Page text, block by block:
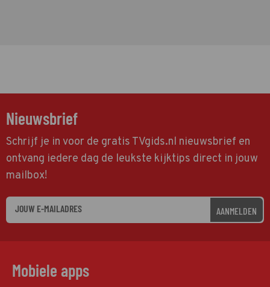
Nieuwsbrief
Schrijf je in voor de gratis TVgids.nl nieuwsbrief en
ontvang iedere dag de leukste kijktips direct in jouw
mailbox!
AANMELDEN
Mobiele apps